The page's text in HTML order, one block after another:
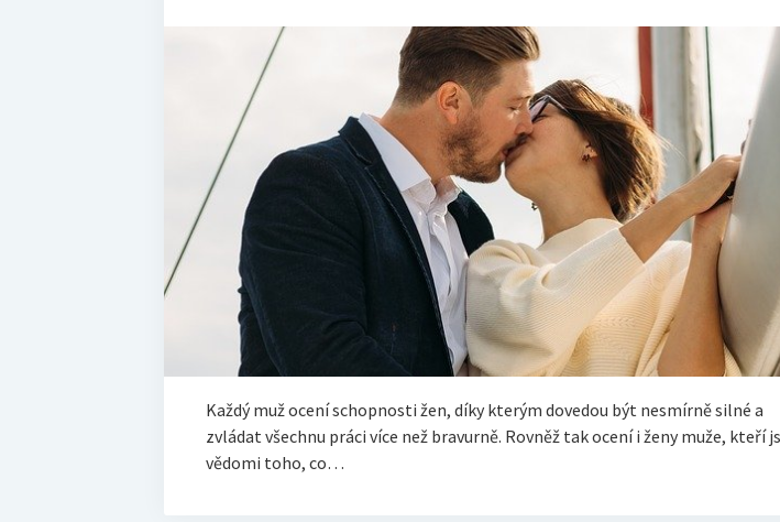
Každý muž ocení schopnosti žen, díky kterým dovedou být nesmírně silné a
zvládat všechnu práci více než bravurně. Rovněž tak ocení i ženy muže, kteří
vědomi toho, co…